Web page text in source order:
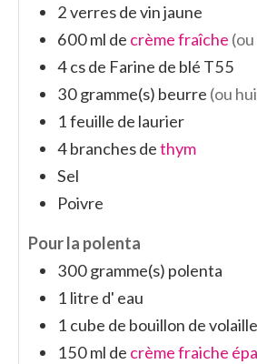
2verres devin jaune
600ml de crème fraîche
4cs de Farine de blé T55
30gramme(s) beurre (ou
1feuille de laurier
4branches dethym
Sel
Poivre
Pour la polenta
300gramme(s) polenta
1 litre d' eau
1 cube de bouillon de volaille
150ml de crème fraiche